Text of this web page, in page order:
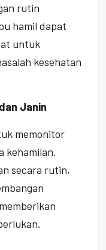
rutin
hamil dapat
untuk
kesehatan
Janin
memonitor
kehamilan.
secara rutin,